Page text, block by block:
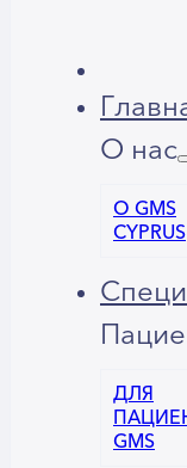
О нас
О GMS
CYPRUS
ДЛЯ
GMS